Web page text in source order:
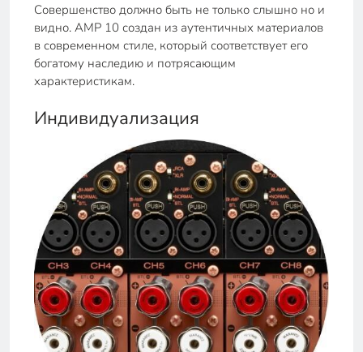
Совершенство должно быть не только слышно но и
видно. AMP 10 создан из аутентичных материалов
в современном стиле, который соответствует его
богатому наследию и потрясающим
характеристикам.
Индивидуализация